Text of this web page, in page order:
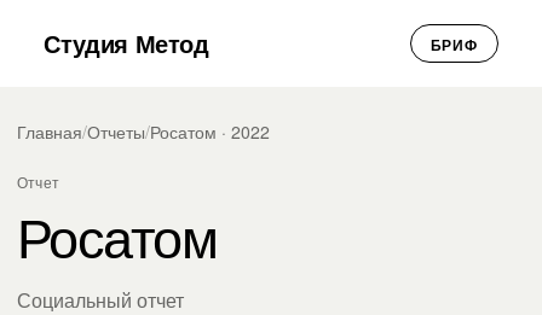
Студия Метод БРИФ
Главная/Отчеты/Росатом · 2022
Отчет
Росатом
Социальный отчет